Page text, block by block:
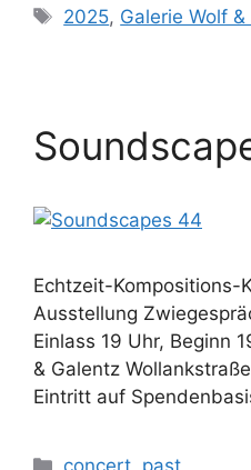
Schlagwörter
2025, Galerie Wolf
Echtzeit-Kompositions-
Ausstellung
Einlass 19 Uhr, Beginn
& Galentz
Eintritt auf
Kategorien
concert past